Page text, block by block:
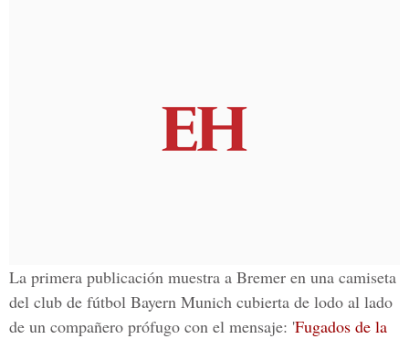
La primera publicación muestra a Bremer en una camiseta
del club de fútbol Bayern Munich cubierta de lodo al lado
de un compañero prófugo con el mensaje: 'Fugados de la